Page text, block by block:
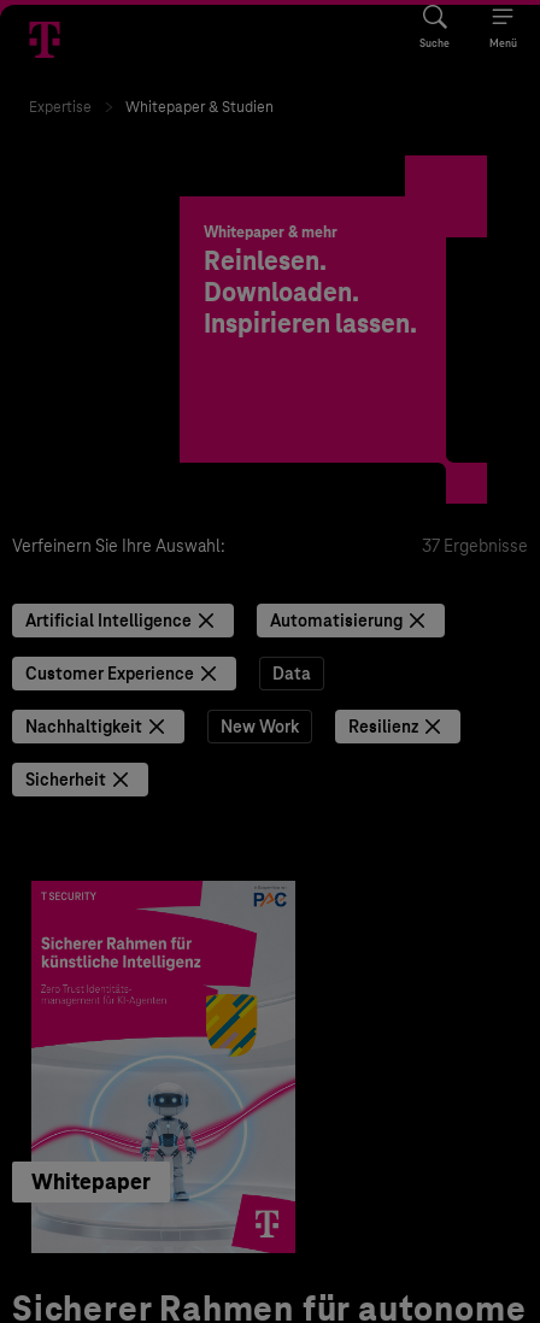
Suche Menü
Expertise Whitepaper & Studien
Whitepaper & mehr
Reinlesen.
Downloaden.
Inspirieren lassen.
Verfeinern Sie Ihre Auswahl: 37 Ergebnisse
Artificial Intelligence Automatisierung
Customer Experience Data
Nachhaltigkeit New Work Resilienz
Sicherheit
Whitepaper
Sicherer Rahmen für autonome